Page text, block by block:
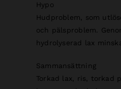
Hypo
Hudproblem, som
och pälsproblem.
hydrolyserad lax
Sammansättning
Torkad lax, ris, torkad